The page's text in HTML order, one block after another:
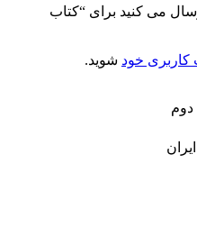
می کنید برای “کتاب
کاربری خود شوید.
دوم